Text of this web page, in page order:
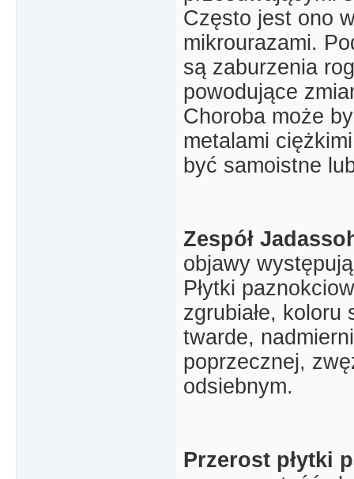
Często jest ono
mikrourazami.
są zaburzenia
powodujące
Choroba może
metalami
być samoistne
Zespół
objawy
Płytki
zgrubiałe,
twarde,
poprzecznej,
odsiebnym.
Przerost płytki